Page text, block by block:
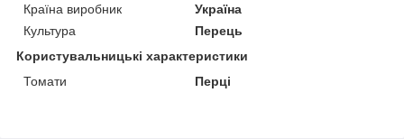
Країна виробник
Україна
Культура
Перець
Користувальницькі характеристики
Томати
Перці